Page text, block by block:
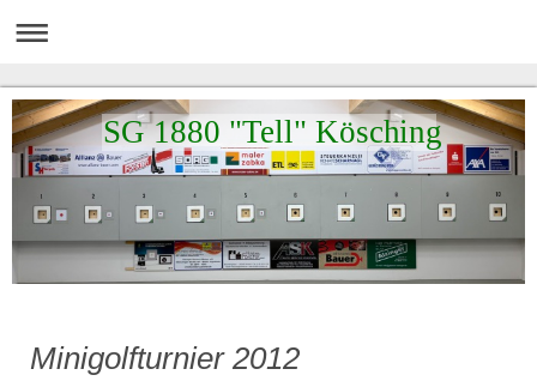
SG 1880 "Tell" Kösching
Minigolfturnier 2012